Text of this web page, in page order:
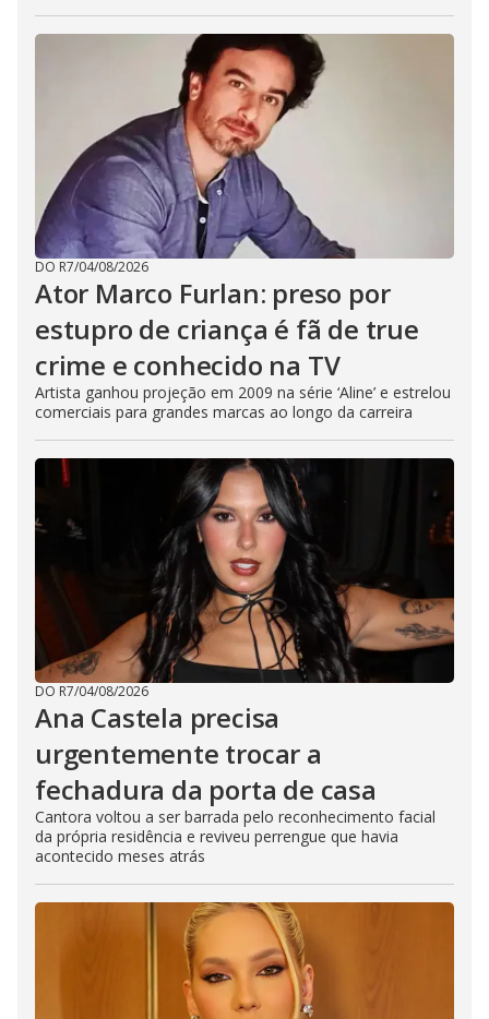
DO R7/04/08/2026
Ator Marco Furlan: preso por
estupro de criança é fã de true
crime e conhecido na TV
Artista ganhou projeção em 2009 na série ‘Aline’ e estrelou
comerciais para grandes marcas ao longo da carreira
DO R7/04/08/2026
Ana Castela precisa
urgentemente trocar a
fechadura da porta de casa
Cantora voltou a ser barrada pelo reconhecimento facial
da própria residência e reviveu perrengue que havia
acontecido meses atrás